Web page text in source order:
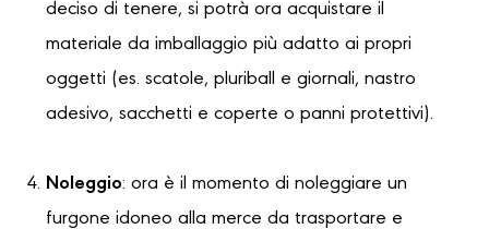
deciso di tenere, si potrà ora acquistare il
materiale da imballaggio più adatto ai propri
oggetti (es. scatole, pluriball e giornali, nastro
adesivo, sacchetti e coperte o panni protettivi).
Noleggio: ora è il momento di noleggiare un
furgone idoneo alla merce da trasportare e